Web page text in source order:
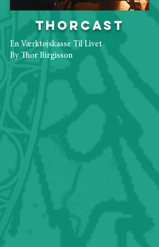
ThorCast
En Værktøjskasse Til Livet
By Thor Birgisson